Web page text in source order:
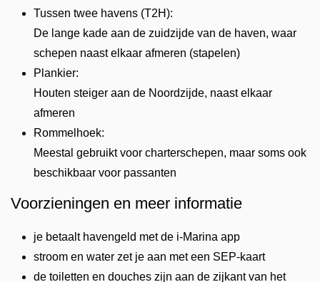
Tussen twee havens (T2H):
De lange kade aan de zuidzijde van de haven, waar
schepen naast elkaar afmeren (stapelen)
Plankier:
Houten steiger aan de Noordzijde, naast elkaar
afmeren
Rommelhoek:
Meestal gebruikt voor charterschepen, maar soms ook
beschikbaar voor passanten
Voorzieningen en meer informatie
je betaalt havengeld met de i-Marina app
stroom en water zet je aan met een SEP-kaart
de toiletten en douches zijn aan de zijkant van het